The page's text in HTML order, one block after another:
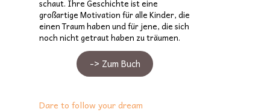
schaut. Ihre Geschichte ist eine
großartige Motivation für alle Kinder, die
einen Traum haben und für jene, die sich
noch nicht getraut haben zu träumen.
-> Zum Buch
Dare to follow your dream